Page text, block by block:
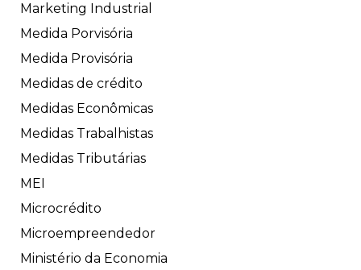
Marketing Industrial
Medida Porvisória
Medida Provisória
Medidas de crédito
Medidas Econômicas
Medidas Trabalhistas
Medidas Tributárias
MEI
Microcrédito
Microempreendedor
Ministério da Economia